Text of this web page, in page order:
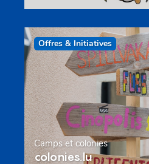
Offres & Initiatives
Camps et colonies
colonies.lu